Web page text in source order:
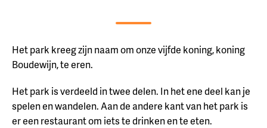
Het park kreeg zijn naam om onze vijfde koning, koning
Boudewijn, te eren.
Het park is verdeeld in twee delen. In het ene deel kan je
spelen en wandelen. Aan de andere kant van het park is
er een restaurant om iets te drinken en te eten.